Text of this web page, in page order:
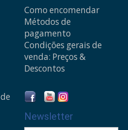
Como encomendar
Métodos de
pagamento
Condições gerais de
venda: Preços &
Descontos
Newsletter